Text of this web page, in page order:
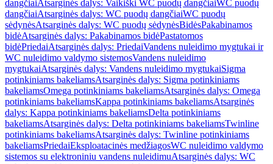
dangčiaiAtsarginės dalys: Vaikiški WC puodų dangčiaiWC puodų
dangčiaiAtsarginės dalys: WC puodų dangčiaiWC puodų
sėdynėsAtsarginės dalys: WC puodų sėdynėsBidėsPakabinamos
bidėAtsarginės dalys: Pakabinamos bidėPastatomos
bidėPriedaiAtsarginės dalys: PriedaiVandens nuleidimo mygtukai ir
WC nuleidimo valdymo sistemosVandens nuleidimo
mygtukaiAtsarginės dalys: Vandens nuleidimo mygtukaiSigma
potinkiniams bakeliamsAtsarginės dalys: Sigma potinkiniams
bakeliamsOmega potinkiniams bakeliamsAtsarginės dalys: Omega
potinkiniams bakeliamsKappa potinkiniams bakeliamsAtsarginės
dalys: Kappa potinkiniams bakeliamsDelta potinkiniams
bakeliamsAtsarginės dalys: Delta potinkiniams bakeliamsTwinline
potinkiniams bakeliamsAtsarginės dalys: Twinline potinkiniams
bakeliamsPriedaiEksploatacinės medžiagosWC nuleidimo valdymo
sistemos su elektroniniu vandens nuleidimuAtsarginės dalys: WC